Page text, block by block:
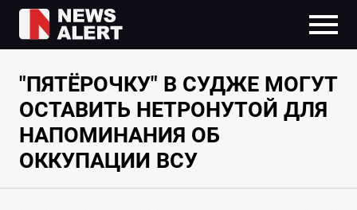
"ПЯТЁРОЧКУ" В СУДЖЕ МОГУТ
ОСТАВИТЬ НЕТРОНУТОЙ ДЛЯ
НАПОМИНАНИЯ ОБ
ОККУПАЦИИ ВСУ